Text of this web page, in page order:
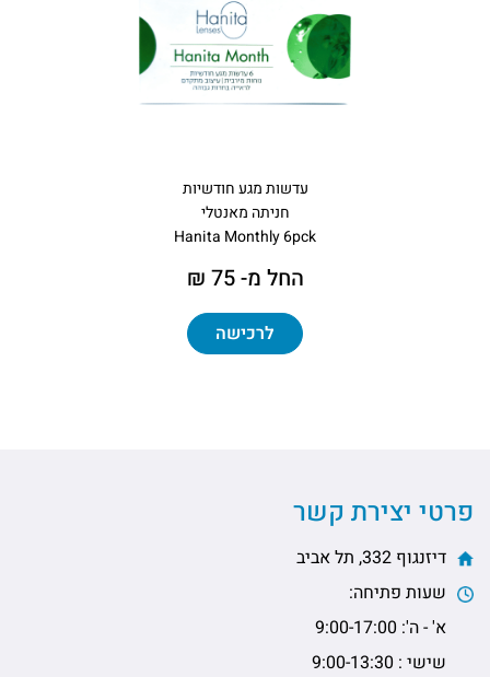
עדשות מגע חודשיות
חניתה מאנטלי
Hanita Monthly 6pck
החל מ- 75 ₪
לרכישה
פרטי יצירת קשר
דיזנגוף 332, תל אביב
שעות פתיחה:
א' - ה': 9:00-17:00
שישי : 9:00-13:30